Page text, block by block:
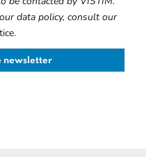
data policy, consult our